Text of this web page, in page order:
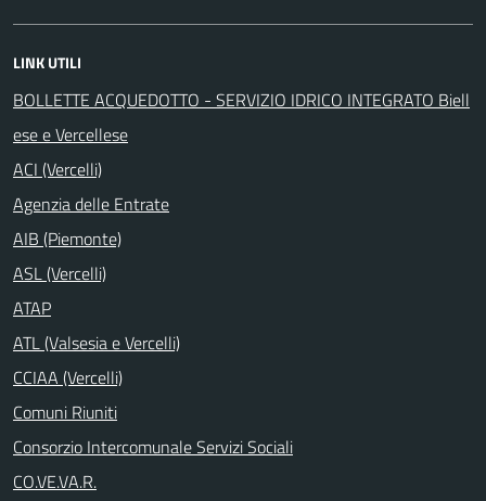
LINK UTILI
BOLLETTE ACQUEDOTTO - SERVIZIO IDRICO INTEGRATO Biell
ese e Vercellese
ACI (Vercelli)
Agenzia delle Entrate
AIB (Piemonte)
ASL (Vercelli)
ATAP
ATL (Valsesia e Vercelli)
CCIAA (Vercelli)
Comuni Riuniti
Consorzio Intercomunale Servizi Sociali
CO.VE.VA.R.